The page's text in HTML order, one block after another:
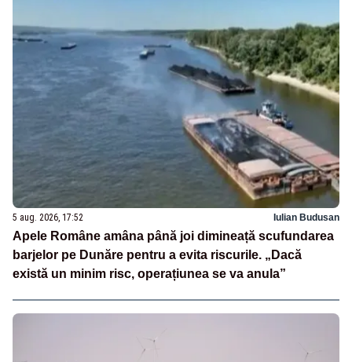
5 aug. 2026, 17:52 Iulian Budusan
Apele Române amâna până joi dimineață scufundarea
barjelor pe Dunăre pentru a evita riscurile. „Dacă
există un minim risc, operațiunea se va anula”